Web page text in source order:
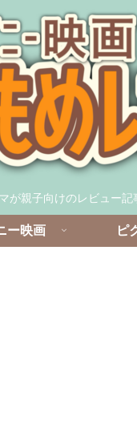
が親子向けのレビュー記
ー映画 ピ